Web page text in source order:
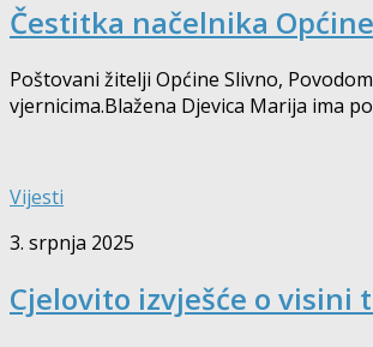
Čestitka načelnika
Poštovani žitelji Općine Slivno,
vjernicima.Blažena Djevica Marija ima
Vijesti
3. srpnja 2025
Cjelovito izvješće o